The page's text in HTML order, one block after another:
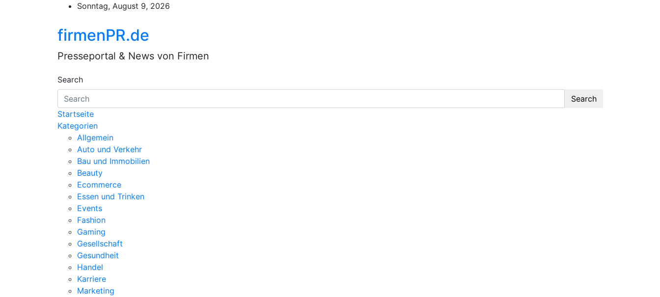
Sonntag, August 9, 2026
firmenPR.de
Presseportal & News von Firmen
Search
Search
Startseite
Kategorien
Allgemein
Auto und Verkehr
Bau und Immobilien
Beauty
Ecommerce
Essen und Trinken
Events
Fashion
Gaming
Gesellschaft
Gesundheit
Handel
Karriere
Marketing